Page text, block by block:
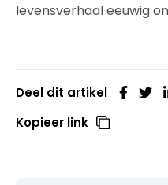
levensverhaal eeuwig
Deel dit artikel
Kopieer link